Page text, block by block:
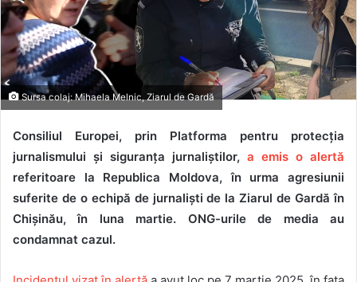
Sursa colaj: Mihaela Melnic, Ziarul de Gardă
Consiliul Europei, prin Platforma pentru protecția
jurnalismului și siguranța jurnaliștilor, a emis o alertă
referitoare la Republica Moldova, în urma agresiunii
suferite de o echipă de jurnaliști de la Ziarul de Gardă în
Chișinău, în luna martie. ONG-urile de media au
condamnat cazul.